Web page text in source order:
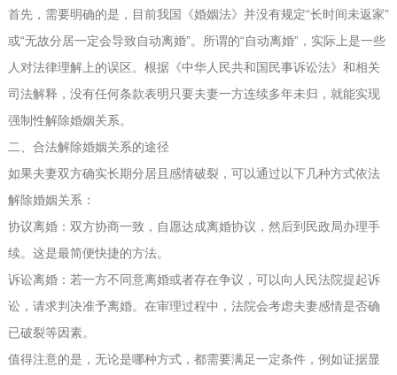
首先，需要明确的是，目前我国《婚姻法》并没有规定“长时间未返家”
或“无故分居一定会导致自动离婚”。所谓的“自动离婚”，实际上是一些
人对法律理解上的误区。根据《中华人民共和国民事诉讼法》和相关
司法解释，没有任何条款表明只要夫妻一方连续多年未归，就能实现
强制性解除婚姻关系。
二、合法解除婚姻关系的途径
如果夫妻双方确实长期分居且感情破裂，可以通过以下几种方式依法
解除婚姻关系：
协议离婚：双方协商一致，自愿达成离婚协议，然后到民政局办理手
续。这是最简便快捷的方法。
诉讼离婚：若一方不同意离婚或者存在争议，可以向人民法院提起诉
讼，请求判决准予离婚。在审理过程中，法院会考虑夫妻感情是否确
已破裂等因素。
值得注意的是，无论是哪种方式，都需要满足一定条件，例如证据显